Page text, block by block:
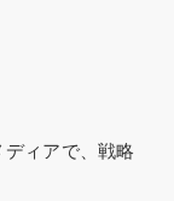
ィアで、戦略